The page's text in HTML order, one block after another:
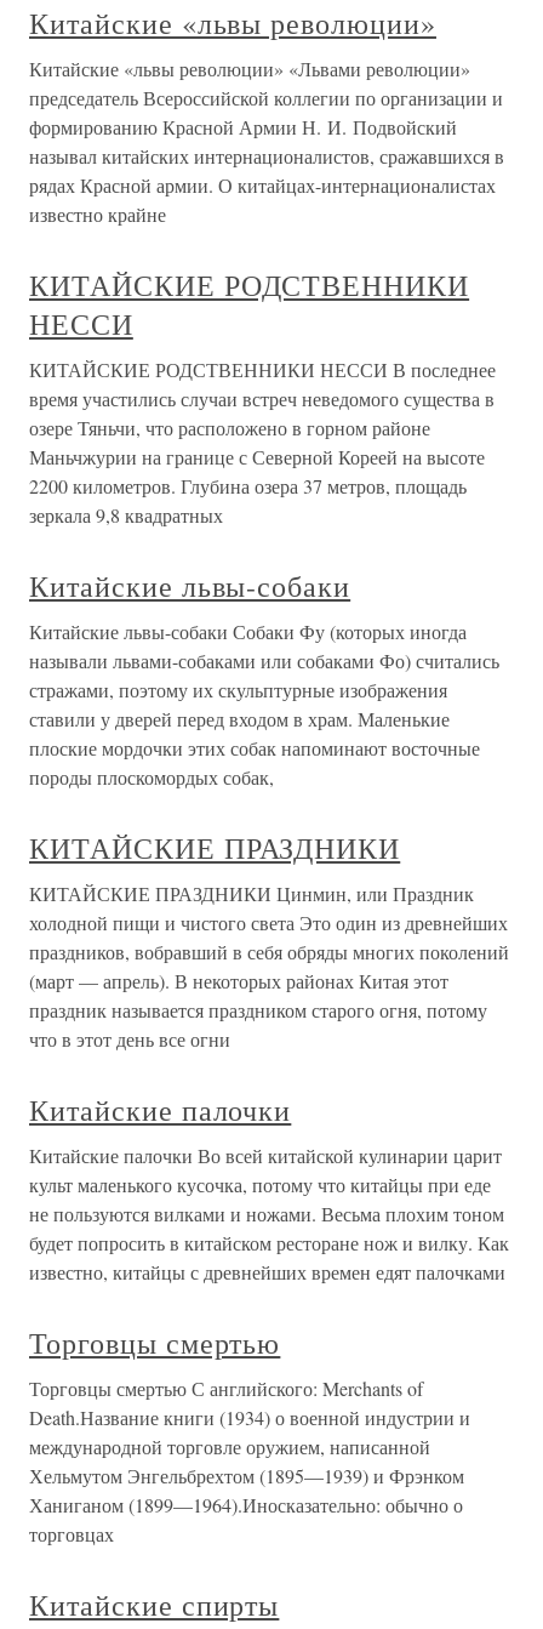
Китайские «львы революции»
Китайские «львы революции» «Львами революции»
председатель Всероссийской коллегии по организации и
формированию Красной Армии Н. И. Подвойский
называл китайских интернационалистов, сражавшихся в
рядах Красной армии. О китайцах-интернационалистах
известно крайне
КИТАЙСКИЕ РОДСТВЕННИКИ
НЕССИ
КИТАЙСКИЕ РОДСТВЕННИКИ НЕССИ В последнее
время участились случаи встреч неведомого существа в
озере Тяньчи, что расположено в горном районе
Маньчжурии на границе с Северной Кореей на высоте
2200 километров. Глубина озера 37 метров, площадь
зеркала 9,8 квадратных
Китайские львы-собаки
Китайские львы-собаки Собаки Фу (которых иногда
называли львами-собаками или собаками Фо) считались
стражами, поэтому их скульптурные изображения
ставили у дверей перед входом в храм. Маленькие
плоские мордочки этих собак напоминают восточные
породы плоскомордых собак,
КИТАЙСКИЕ ПРАЗДНИКИ
КИТАЙСКИЕ ПРАЗДНИКИ Цинмин, или Праздник
холодной пищи и чистого света Это один из древнейших
праздников, вобравший в себя обряды многих поколений
(март — апрель). В некоторых районах Китая этот
праздник называется праздником старого огня, потому
что в этот день все огни
Китайские палочки
Китайские палочки Во всей китайской кулинарии царит
культ маленького кусочка, потому что китайцы при еде
не пользуются вилками и ножами. Весьма плохим тоном
будет попросить в китайском ресторане нож и вилку. Как
известно, китайцы с древнейших времен едят палочками
Торговцы смертью
Торговцы смертью С английского: Merchants of
Death.Название книги (1934) о военной индустрии и
международной торговле оружием, написанной
Хельмутом Энгельбрехтом (1895—1939) и Фрэнком
Ханиганом (1899—1964).Иносказательно: обычно о
торговцах
Китайские спирты